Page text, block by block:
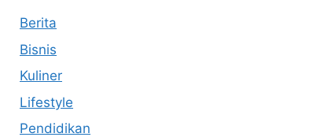
Berita
Bisnis
Kuliner
Lifestyle
Pendidikan